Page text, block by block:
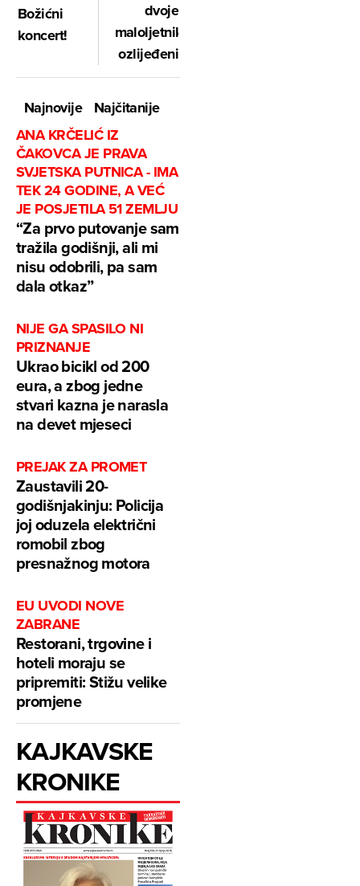
Božićni
koncert!
dvoje
maloljetnika
ozlijeđeni
Najnovije
Najčitanije
ANA KRČELIĆ IZ
ČAKOVCA JE PRAVA
SVJETSKA PUTNICA - IMA
TEK 24 GODINE, A VEĆ
JE POSJETILA 51 ZEMLJU
“Za prvo putovanje sam
tražila godišnji, ali mi
nisu odobrili, pa sam
dala otkaz”
NIJE GA SPASILO NI
PRIZNANJE
Ukrao bicikl od 200
eura, a zbog jedne
stvari kazna je narasla
na devet mjeseci
PREJAK ZA PROMET
Zaustavili 20-
godišnjakinju: Policija
joj oduzela električni
romobil zbog
presnažnog motora
EU UVODI NOVE
ZABRANE
Restorani, trgovine i
hoteli moraju se
pripremiti: Stižu velike
promjene
KAJKAVSKE
KRONIKE